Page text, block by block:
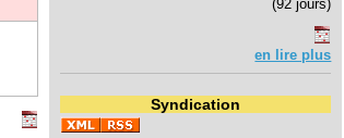
(92 jours)
en lire plus
Syndication